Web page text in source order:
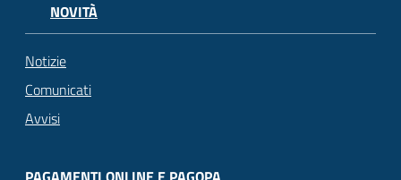
NOVITÀ
Notizie
Comunicati
Avvisi